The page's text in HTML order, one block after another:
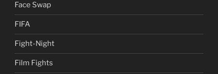
Face Swap
FIFA
Fight-Night
Film Fights